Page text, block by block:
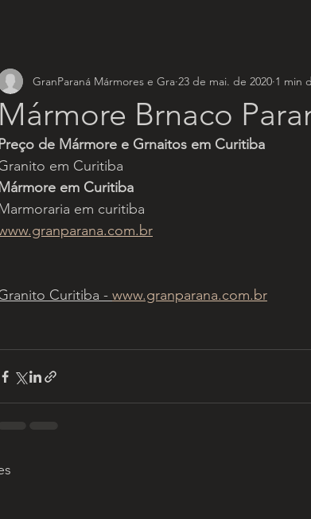
Mármore Brnaco
GranParaná Mármores e Gra 23 de mai. de 2020 1 min
Preço de Mármore e Grnaitos em Curitiba
em Curitiba
Mármore em Curitiba
em curitiba
Curitiba - www.granparana.com.br